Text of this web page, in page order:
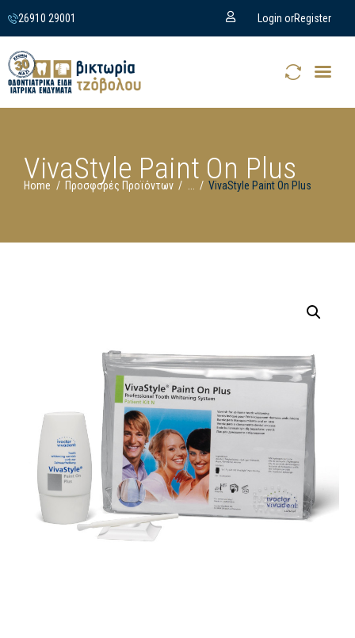
26910 29001 Login orRegister
VivaStyle Paint On Plus
Home Προσφορές Προϊόντων VivaStyle Paint On Plus